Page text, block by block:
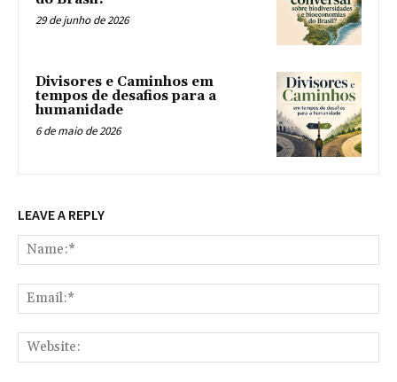
29 de junho de 2026
Divisores e Caminhos em
tempos de desafios para a
humanidade
6 de maio de 2026
LEAVE A REPLY